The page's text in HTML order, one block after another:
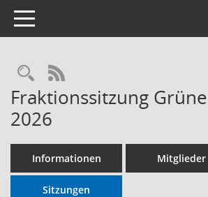
Toggle navigation
RSS-Feed
Fraktionssitzung
2026
Informationen Mitglieder
Sitzungen